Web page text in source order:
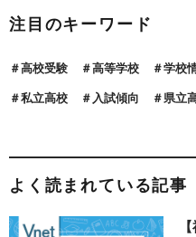
注目のキーワード
高校受験 高等学校 学校
私立高校 入試傾向 県立
よく読まれている記事